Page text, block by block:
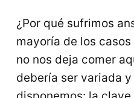
¿Por qué sufrimos
mayoría de los
no nos deja comer
debería ser variada